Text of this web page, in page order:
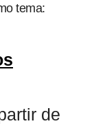
tema:
de